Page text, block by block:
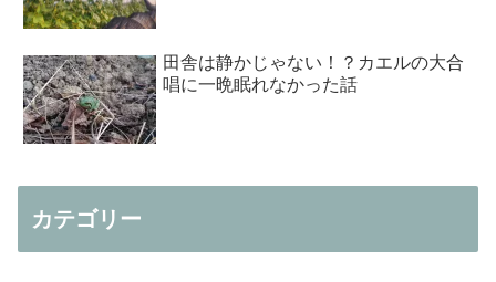
田舎は静かじゃない！？カエルの大合
唱に一晩眠れなかった話
カテゴリー